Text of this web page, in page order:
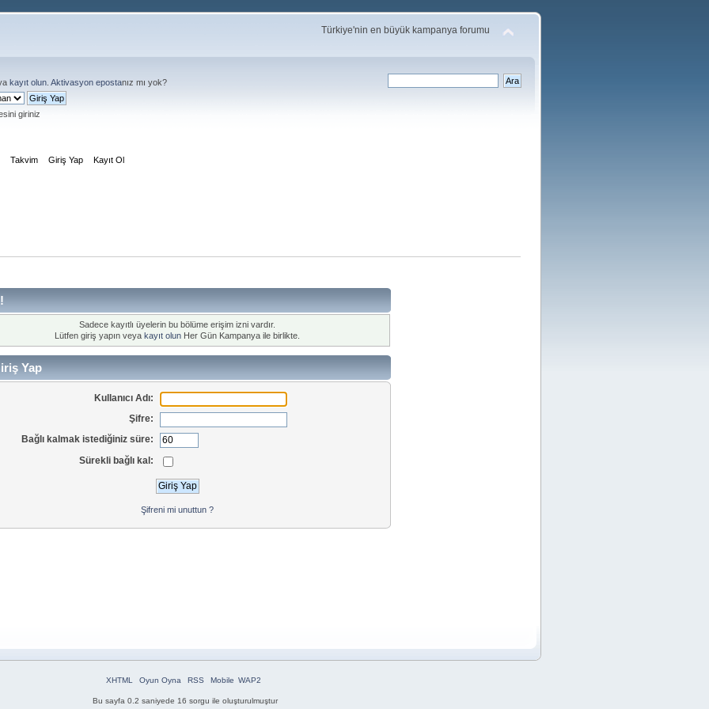
Türkiye'nin en büyük kampanya forumu
kayıt olun Aktivasyon epostanız mı yok?
giriniz
Takvim Giriş Yap Kayıt Ol
Sadece kayıtlı üyelerin bu bölüme erişim izni vardır.
Lütfen giriş yapın veya kayıt olun Her Gün Kampanya ile birlikte.
Yap
Kullanıcı Adı:
Şifre:
Bağlı kalmak istediğiniz süre:
Sürekli bağlı kal:
Şifreni mi unuttun ?
XHTML Oyun Oyna RSS Mobile WAP2
Bu sayfa 0.2 saniyede 16 sorgu ile oluşturulmuştur